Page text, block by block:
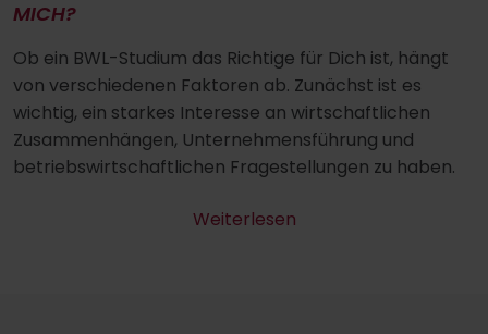
MICH?
Ob ein BWL-Studium das Richtige für Dich ist, hängt
von verschiedenen Faktoren ab. Zunächst ist es
wichtig, ein starkes Interesse an wirtschaftlichen
Zusammenhängen, Unternehmensführung und
betriebswirtschaftlichen Fragestellungen zu haben.
Weiterlesen